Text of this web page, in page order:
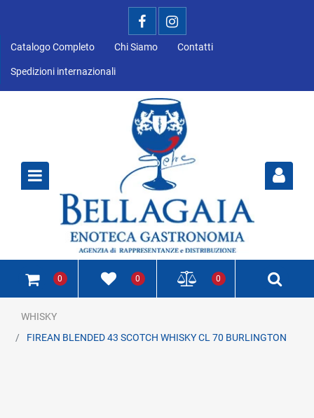
Catalogo Completo Chi Siamo Contatti
Spedizioni internazionali
0 0 0
WHISKY
FIREAN BLENDED 43 SCOTCH WHISKY CL 70 BURLINGTON